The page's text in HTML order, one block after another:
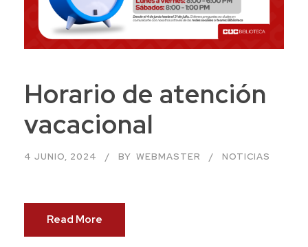
Horario de atención
vacacional
4 JUNIO, 2024 BY WEBMASTER NOTICIAS
Read More